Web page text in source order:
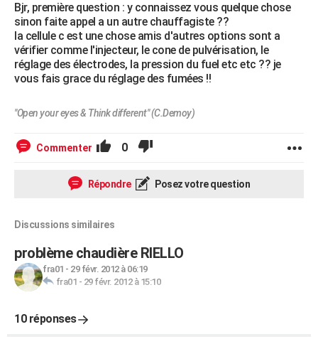
Bjr, première question : y connaissez vous quelque chose
sinon faite appel a un autre chauffagiste ??
la cellule c est une chose amis d'autres options sont a
vérifier comme l'injecteur, le cone de pulvérisation, le
réglage des électrodes, la pression du fuel etc etc ?? je
vous fais grace du réglage des fumées !!
"Open your eyes & Think different" (C.Demoy)
Commenter 0
Répondre Posez votre question
Discussions similaires
problème chaudière RIELLO
fra01 - 29 févr. 2012 à 06:19
fra01 - 29 févr. 2012 à 15:10
10 réponses